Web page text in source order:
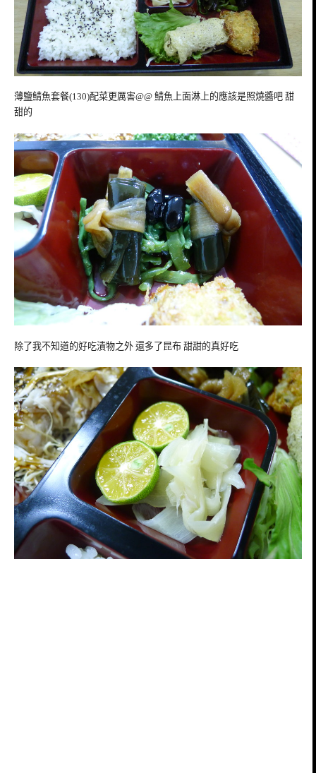
薄鹽鯖魚套餐(130)配菜更厲害@@ 鯖魚上面淋上的應該是照燒醬吧 甜
甜的
除了我不知道的好吃漬物之外 還多了昆布 甜甜的真好吃